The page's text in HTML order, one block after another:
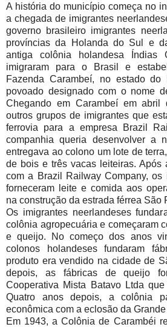
A história do município começa no
a chegada de imigrantes
governo brasileiro imigrantes
províncias da Holanda do Sul e
antiga colônia holandesa Índias
imigraram para o Brasil e
Fazenda Carambeí, no estado do
povoado designado com o nome
Chegando em Carambeí em abril
outros grupos de imigrantes que
ferrovia para a empresa Brazil
companhia queria desenvolver a
entregava ao colono um lote de
de bois e três vacas leiteiras. Após
com a Brazil Railway Company, os
forneceram leite e comida aos
na construção da estrada férrea São
Os imigrantes neerlandeses
colônia agropecuária e começaram
e queijo. No começo dos anos
colonos holandeses fundaram
produto era vendido na cidade de
depois, as fábricas de queijo
Cooperativa Mista Batavo Ltda
Quatro anos depois, a colônia
econômica com a eclosão da
Em 1943, a Colônia de Carambéi